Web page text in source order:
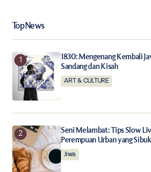
Save my name, email, and website
the next time I comment.
Notify me of new posts by email.
Submit Comment
Top News
1830: Mengenang Kembali
Sandang dan Kisah
ART & CULTURE
Seni Melambat: Tips Slow
Perempuan Urban yang Sibuk
Jiwa